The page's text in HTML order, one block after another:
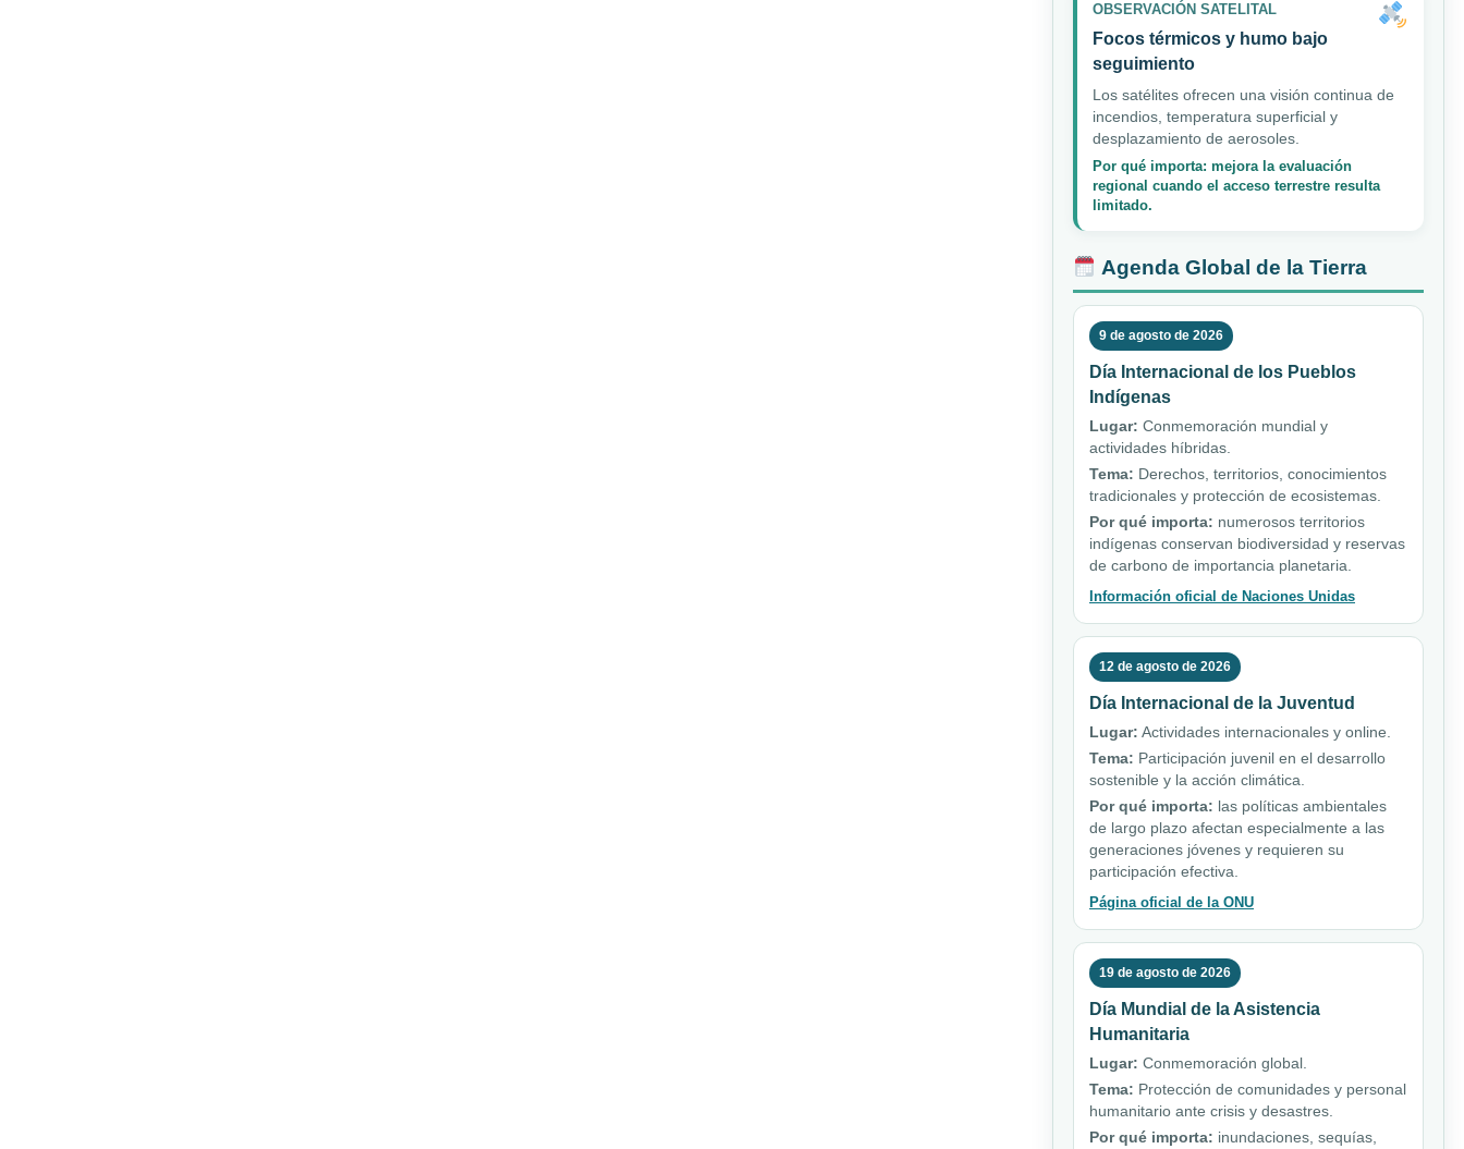
OBSERVACIÓN SATELITAL
Focos térmicos y humo bajo
seguimiento
Los satélites ofrecen una visión continua de
incendios, temperatura superficial y
desplazamiento de aerosoles.
Por qué importa: mejora la evaluación
regional cuando el acceso terrestre resulta
limitado.
Agenda Global de la Tierra
9 de agosto de 2026
Día Internacional de los Pueblos
Indígenas
Lugar: Conmemoración mundial y
actividades híbridas.
Tema: Derechos, territorios, conocimientos
tradicionales y protección de ecosistemas.
Por qué importa: numerosos territorios
indígenas conservan biodiversidad y reservas
de carbono de importancia planetaria.
Información oficial de Naciones Unidas
12 de agosto de 2026
Día Internacional de la Juventud
Lugar: Actividades internacionales y online.
Tema: Participación juvenil en el desarrollo
sostenible y la acción climática.
Por qué importa: las políticas ambientales
de largo plazo afectan especialmente a las
generaciones jóvenes y requieren su
participación efectiva.
Página oficial de la ONU
19 de agosto de 2026
Día Mundial de la Asistencia
Humanitaria
Lugar: Conmemoración global.
Tema: Protección de comunidades y personal
humanitario ante crisis y desastres.
Por qué importa: inundaciones, sequías,